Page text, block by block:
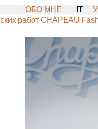
ОБО МНЕ IT
работ CHAPEAU